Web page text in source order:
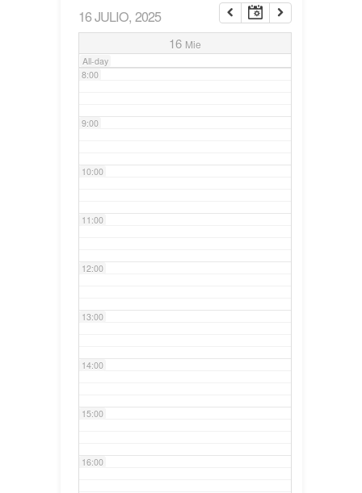
16 JULIO, 2025
16 Mie
All-day
7:00
8:00
9:00
10:00
11:00
12:00
13:00
14:00
15:00
16:00